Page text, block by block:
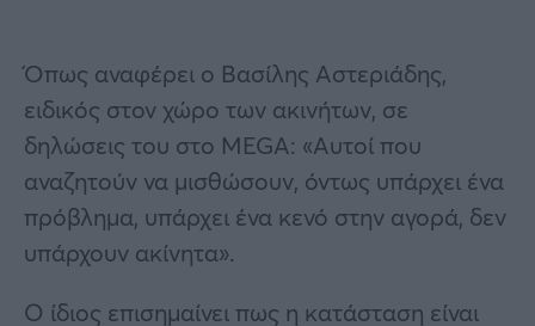
Όπως αναφέρει ο Βασίλης Αστεριάδης,
ειδικός στον χώρο των ακινήτων, σε
δηλώσεις του στο MEGA: «Αυτοί που
αναζητούν να μισθώσουν, όντως υπάρχει ένα
πρόβλημα, υπάρχει ένα κενό στην αγορά, δεν
υπάρχουν ακίνητα».
Ο ίδιος επισημαίνει πως η κατάσταση είναι